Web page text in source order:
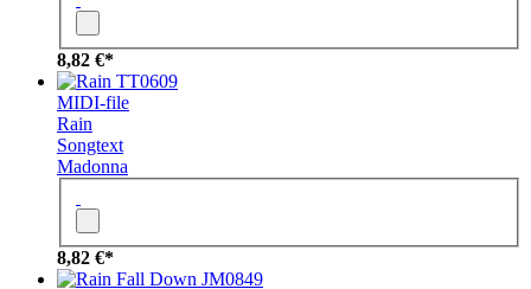
8,82 €*
TT0609
MIDI-file
Rain
Songtext
Madonna
8,82 €*
JM0849